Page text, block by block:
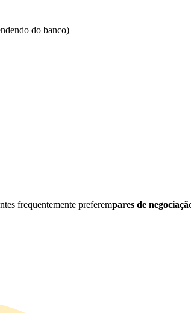
do banco)
frequentemente preferempares de